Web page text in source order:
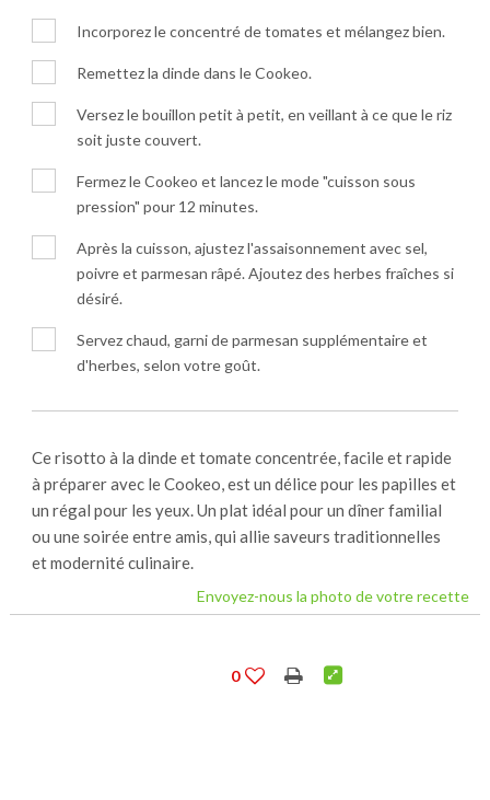
Incorporez le concentré de tomates et mélangez bien.
Remettez la dinde dans le Cookeo.
Versez le bouillon petit à petit, en veillant à ce que le riz
soit juste couvert.
Fermez le Cookeo et lancez le mode "cuisson sous
pression" pour 12 minutes.
Après la cuisson, ajustez l'assaisonnement avec sel,
poivre et parmesan râpé. Ajoutez des herbes fraîches si
désiré.
Servez chaud, garni de parmesan supplémentaire et
d'herbes, selon votre goût.
Ce risotto à la dinde et tomate concentrée, facile et rapide
à préparer avec le Cookeo, est un délice pour les papilles et
un régal pour les yeux. Un plat idéal pour un dîner familial
ou une soirée entre amis, qui allie saveurs traditionnelles
et modernité culinaire.
Envoyez-nous la photo de votre recette
0